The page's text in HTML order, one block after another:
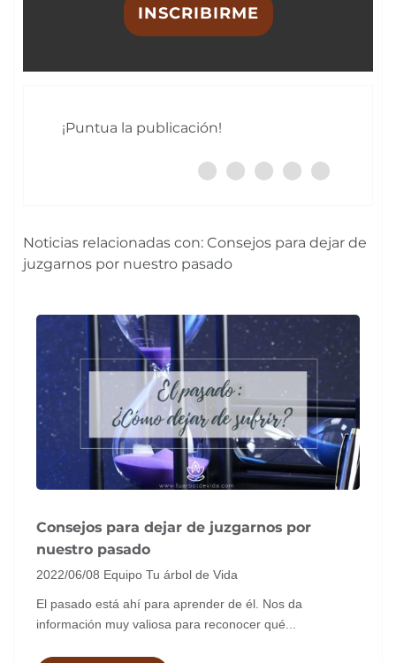
INSCRIBIRME
¡Puntua la publicación!
Noticias relacionadas con: Consejos para dejar de
juzgarnos por nuestro pasado
Consejos para dejar de juzgarnos por
nuestro pasado
2022/06/08 Equipo Tu árbol de Vida
El pasado está ahí para aprender de él. Nos da
información muy valiosa para reconocer qué...